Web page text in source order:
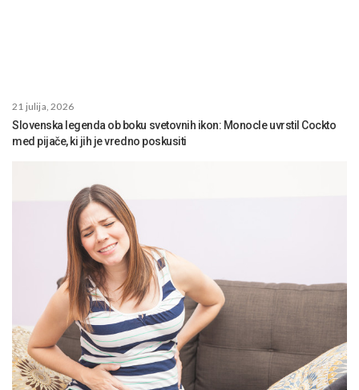
21 julija, 2026
Slovenska legenda ob boku svetovnih ikon: Monocle uvrstil Cockto
med pijače, ki jih je vredno poskusiti